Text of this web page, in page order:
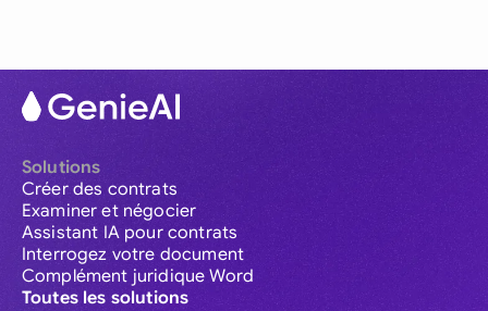
Solutions
Créer des contrats
Examiner et négocier
Assistant IA pour contrats
Interrogez votre document
Complément juridique Word
Toutes les solutions